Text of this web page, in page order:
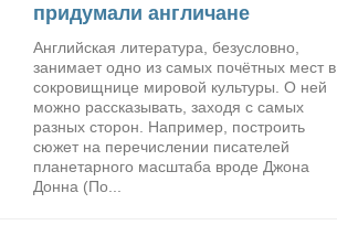
придумали англичане
Английская литература, безусловно,
занимает одно из самых почётных мест в
сокровищнице мировой культуры. О ней
можно рассказывать, заходя с самых
разных сторон. Например, построить
сюжет на перечислении писателей
планетарного масштаба вроде Джона
Донна (По...